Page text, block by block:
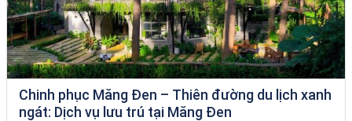
Chinh phục Măng Đen – Thiên đường du lịch xanh
ngát: Dịch vụ lưu trú tại Măng Đen